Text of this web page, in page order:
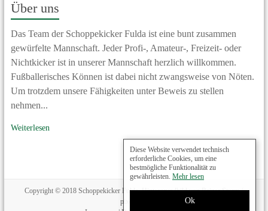
Über uns
Das Team der Schoppekicker Fulda ist eine bunt zusammen
gewürfelte Mannschaft. Jeder Profi-, Amateur-, Freizeit- oder
Nichtkicker ist in unserer Mannschaft herzlich willkommen.
Fußballerisches Können ist dabei nicht zwangsweise von Nöten.
Um trotzdem unsere Fähigkeiten unter Beweis zu stellen
nehmen...
Weiterlesen
Copyright © 2018 Schoppekicker Fulda, Hintergrundbild von Rainer Sturm /
pixelio.de
Diese Website verwendet technisch
erforderliche Cookies, um eine
bestmögliche Funktionalität zu
gewährleisten. Mehr lesen
Ok